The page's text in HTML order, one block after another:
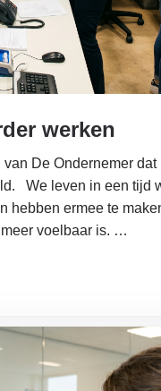
werken
De Ondernemer
We leven in een tijd
hebben ermee te
voelbaar is. …